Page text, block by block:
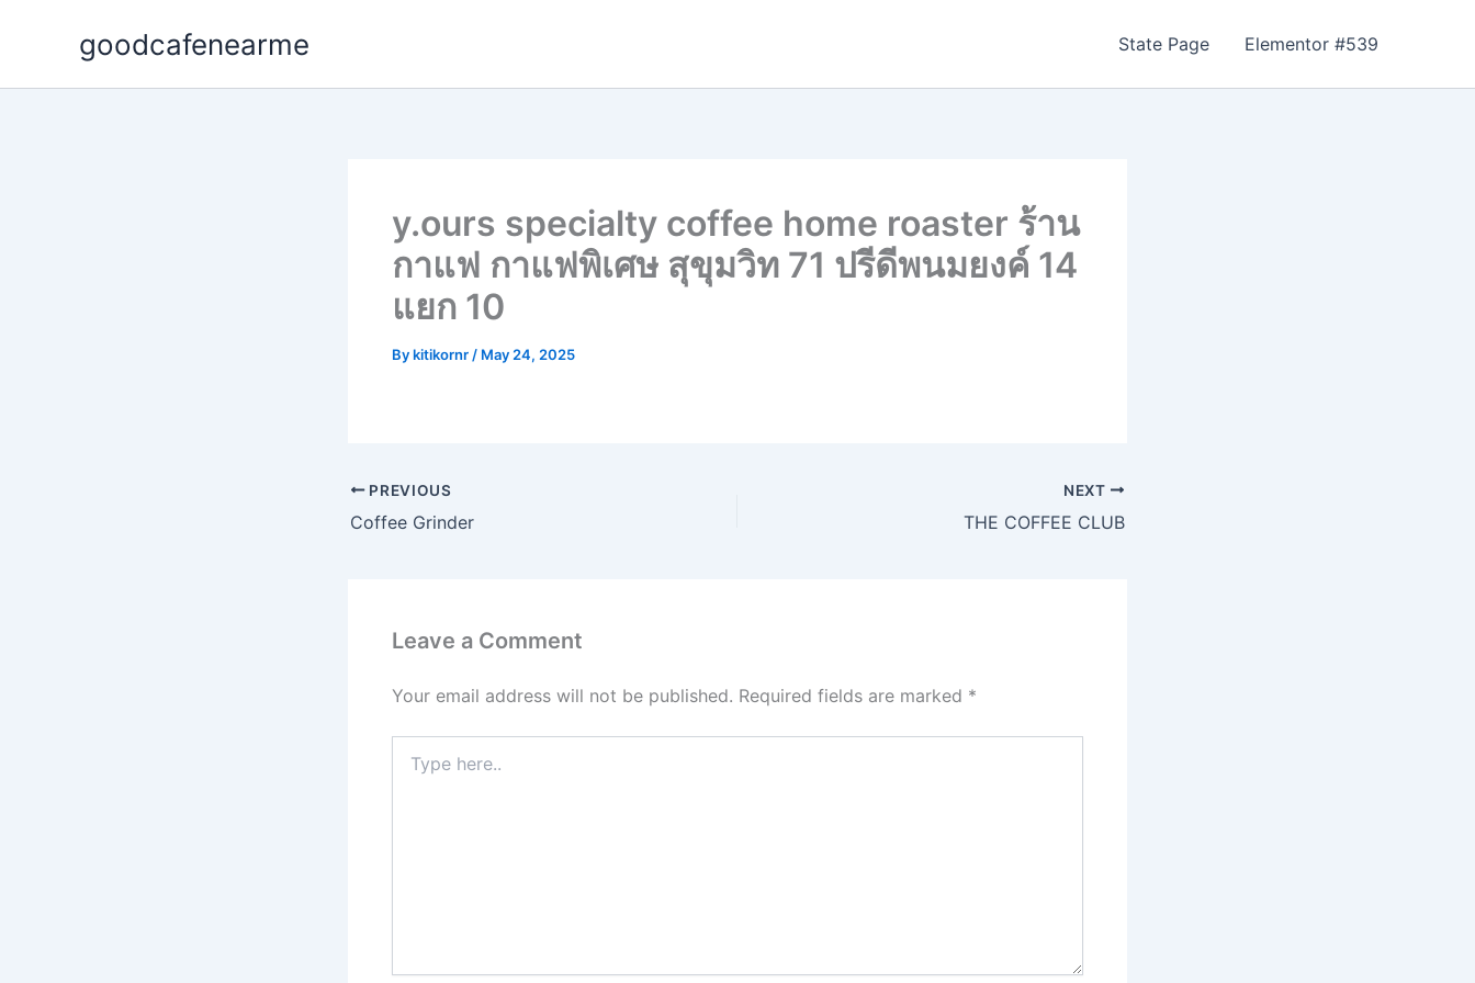
goodcafenearme State Page Elementor #539
y.ours specialty coffee home roaster ร้าน
กาแฟ กาแฟพิเศษ สุขุมวิท 71 ปรีดีพนมยงค์ 14
แยก 10
Bykitikornr / May 24, 2025
PREVIOUS
Coffee Grinder
NEXT
THE COFFEE CLUB
Leave a Comment
Your email address will not be published. Required fields are marked *
here..